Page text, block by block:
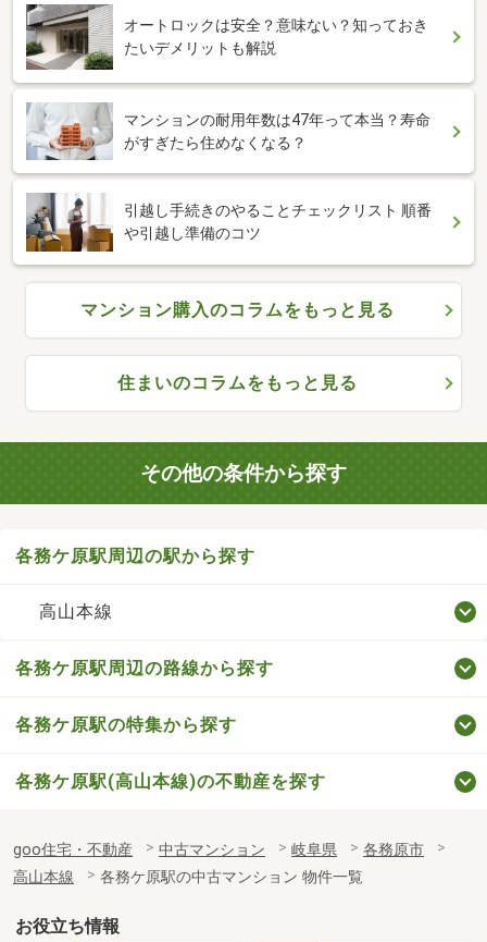
オートロックは安全？意味ない？知っておき
たいデメリットも解説
マンションの耐用年数は47年って本当？寿命
がすぎたら住めなくなる？
引越し手続きのやることチェックリスト 順番
や引越し準備のコツ
マンション購入のコラムをもっと見る
住まいのコラムをもっと見る
その他の条件から探す
各務ケ原駅周辺の駅から探す
高山本線
各務ケ原駅周辺の路線から探す
各務ケ原駅の特集から探す
各務ケ原駅(高山本線)の不動産を探す
goo住宅・不動産 中古マンション 岐阜県
各務原市
高山本線
各務ケ原駅の中古マンション 物件一覧
お役立ち情報